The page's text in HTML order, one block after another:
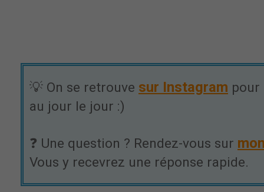
💡 On se retrouve sur Instagram pour
au jour le jour :)
❓ Une question ? Rendez-vous sur
Vous y recevrez une réponse rapide.